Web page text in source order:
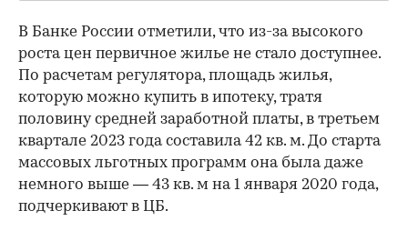
В Банке России отметили, что из-за высокого
роста цен первичное жилье не стало доступнее.
По расчетам регулятора, площадь жилья,
которую можно купить в ипотеку, тратя
половину средней заработной платы, в третьем
квартале 2023 года составила 42 кв. м. До старта
массовых льготных программ она была даже
немного выше — 43 кв. м на 1 января 2020 года,
подчеркивают в ЦБ.